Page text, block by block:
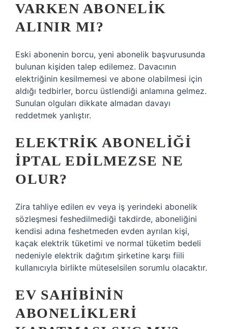
VARKEN ABONELIK
ALINIR MI?
Eski abonenin borcu, yeni abonelik başvurusunda
bulunan kişiden talep edilemez. Davacının
elektriğinin kesilmemesi ve abone olabilmesi için
aldığı tedbirler, borcu üstlendiği anlamına gelmez.
Sunulan olguları dikkate almadan davayı
reddetmek yanlıştır.
ELEKTRIK ABONELIĞI
IPTAL EDILMEZSE NE
OLUR?
Zira tahliye edilen ev veya iş yerindeki abonelik
sözleşmesi feshedilmediği takdirde, aboneliğini
kendisi adına feshetmeden evden ayrılan kişi,
kaçak elektrik tüketimi ve normal tüketim bedeli
nedeniyle elektrik dağıtım şirketine karşı fiili
kullanıcıyla birlikte müteselsilen sorumlu olacaktır.
EV SAHIBININ
ABONELIKLERI